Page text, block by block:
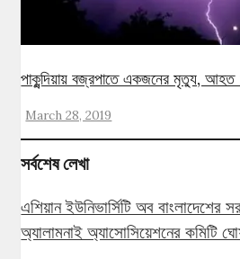
পাকুন্দিয়ায় বজ্রপাতে একজনের মৃত্যু, আহত
March 28, 2019
সর্বশেষ লেখা
এশিয়ান ইউনিভার্সিটি অব বাংলাদেশের
অ্যালামনাই অ্যাসোসিয়েশনের কমিটি